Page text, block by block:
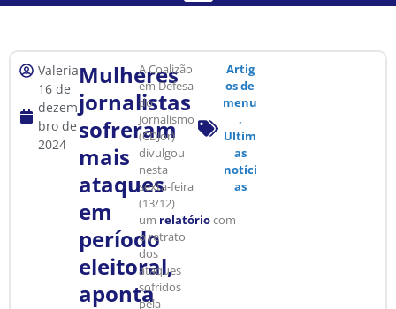
Valeria
16 de
dezem
bro de
2024
Mulheres
jornalistas
sofreram
mais
ataques
em
período
eleitoral,
aponta
A Coalizão
em Defesa
do
Jornalismo
(CDJor)
divulgou
nesta
sexta-feira
(13/12)
um relatóriocom
o retrato
dos
ataques
sofridos
pela
Artig
os de
menu
,
Ultim
as
notíci
as